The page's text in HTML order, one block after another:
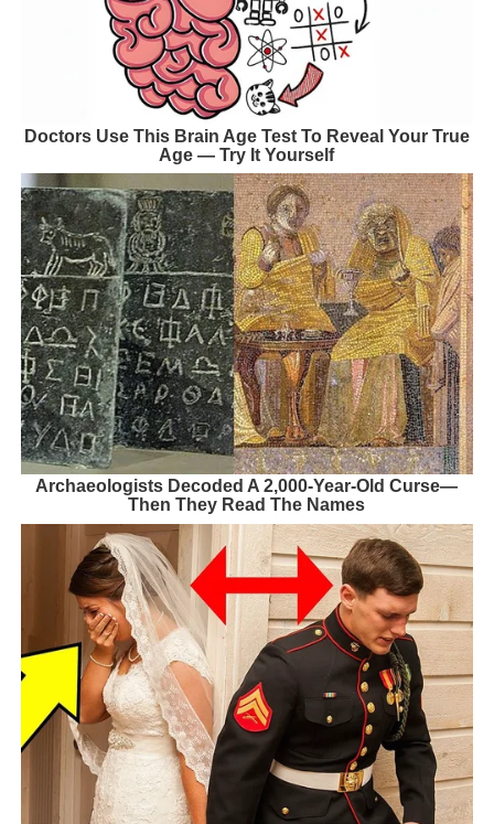
Doctors Use This Brain Age Test To Reveal Your True
Age — Try It Yourself
Archaeologists Decoded A 2,000-Year-Old Curse—
Then They Read The Names